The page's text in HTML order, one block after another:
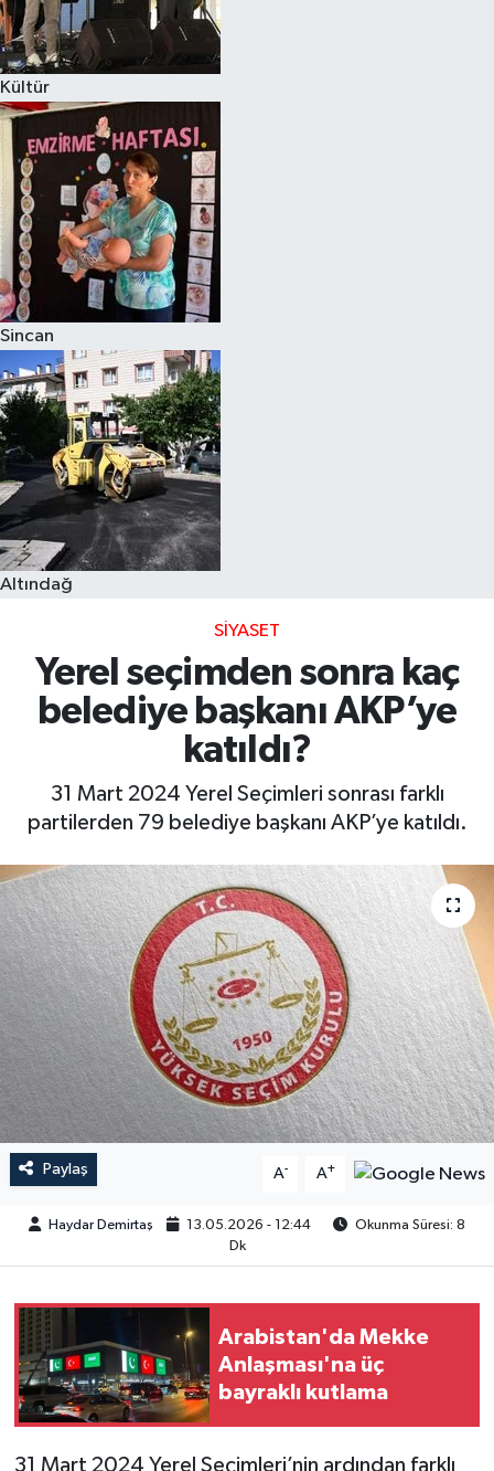
Kültür
Sincan
Altındağ
SIYASET
Yerel seçimden sonra kaç
belediye başkanı AKP’ye
katıldı?
31 Mart 2024 Yerel Seçimleri sonrası farklı
partilerden 79 belediye başkanı AKP’ye katıldı.
Paylaş A- A+
Haydar Demirtaş 13.05.2026 - 12:44
Okunma Süresi: 8
Dk
Arabistan'da Mekke
Anlaşması'na üç
bayraklı kutlama
31 Mart 2024 Yerel Seçimleri’nin ardından farklı